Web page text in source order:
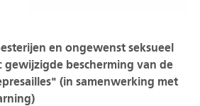
en ongewenst seksueel
bescherming van de
(in samenwerking met